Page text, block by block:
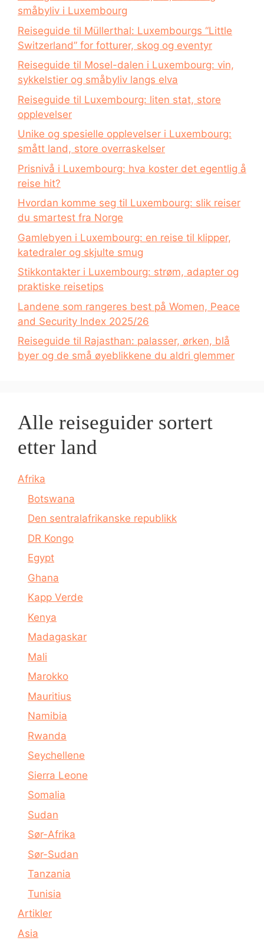
småbyliv i Luxembourg
Reiseguide til Müllerthal: Luxembourgs “Little
Switzerland” for fotturer, skog og eventyr
Reiseguide til Mosel-dalen i Luxembourg: vin,
sykkelstier og småbyliv langs elva
Reiseguide til Luxembourg: liten stat, store
opplevelser
Unike og spesielle opplevelser i Luxembourg:
smått land, store overraskelser
Prisnivå i Luxembourg: hva koster det egentlig å
reise hit?
Hvordan komme seg til Luxembourg: slik reiser
du smartest fra Norge
Gamlebyen i Luxembourg: en reise til klipper,
katedraler og skjulte smug
Stikkontakter i Luxembourg: strøm, adapter og
praktiske reisetips
Landene som rangeres best på Women, Peace
and Security Index 2025/26
Reiseguide til Rajasthan: palasser, ørken, blå
byer og de små øyeblikkene du aldri glemmer
Alle reiseguider sortert
etter land
Afrika
Botswana
Den sentralafrikanske republikk
DR Kongo
Egypt
Ghana
Kapp Verde
Kenya
Madagaskar
Mali
Marokko
Mauritius
Namibia
Rwanda
Seychellene
Sierra Leone
Somalia
Sudan
Sør-Afrika
Sør-Sudan
Tanzania
Tunisia
Artikler
Asia